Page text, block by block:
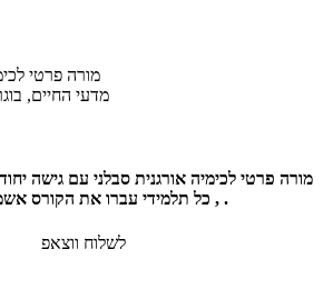
מורה פרטי
מדעי החיים,
מורה פרטי לכימיה אורגנית סבלני עם גישה
, כל תלמידי עברו את הקורס אשמח לעזור עם כל שאלה .
לשלוח ווצאפ